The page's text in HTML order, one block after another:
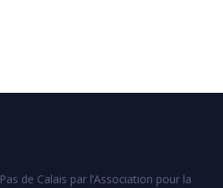
de Calais par l’Association pour la